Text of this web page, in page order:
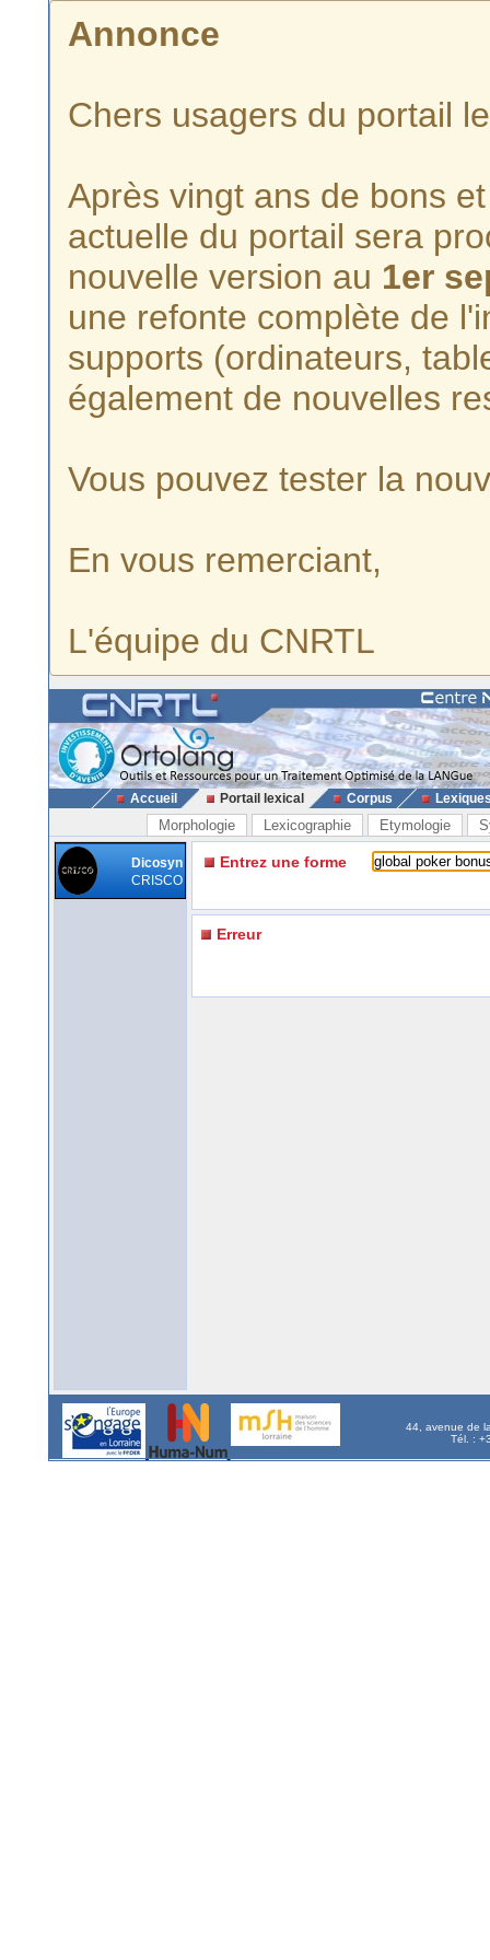
Annonce
Chers usagers du portail
Après vingt ans de bons
actuelle du portail sera
nouvelle version au 1er
une refonte complète de
supports (ordinateurs,
également de nouvelles
Vous pouvez tester la
En vous remerciant,
L'équipe du CNRTL
Accueil Portail lexical Corpus
Morphologie Lexicographie Etymologie
Dicosyn
CRISCO
Entrez une forme
Erreur
44, avenue de
Tél. :